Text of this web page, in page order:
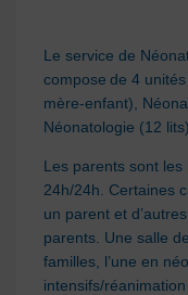
Le service de
compose de 4
mère-enfant),
Néonatologie (12
Les parents sont
24h/24h. Certaines
un parent et
parents. Une salle
familles, l’une en
intensifs/